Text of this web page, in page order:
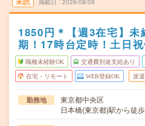
掲載日 2026/08/09
1850円＊【週3在宅】
期！17時台定時！土日
職種未経験OK 交通費別途支給あり
在宅・リモート WEB登録OK 派遣
勤務地
東京都中央区
日本橋(東京都)駅から徒